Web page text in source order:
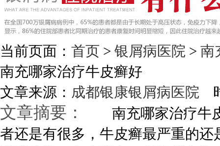
当前页面： 首页 > 银屑病医院 > 南
南充哪家治疗牛皮癣好
文章来源： 成都银康银屑病医院
文章摘要：
南充哪家治疗牛皮
者还是有很多，牛皮癣最严重的